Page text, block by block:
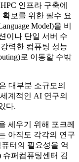
인프라 구축에
보를 위한 필수 요
Model)을 비
이나 단일 서버 수
력한 컴퓨팅 성능
로 이동할 수밖
대부분 소규모의
계적인 AI 연구의
다.
세우기 위해 포크레
아직도 각각의 연구
터의 필요성을 역
슈퍼컴퓨팅센터 김